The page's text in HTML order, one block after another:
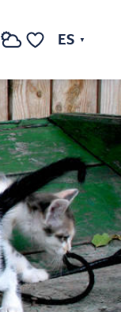
Buscar ES